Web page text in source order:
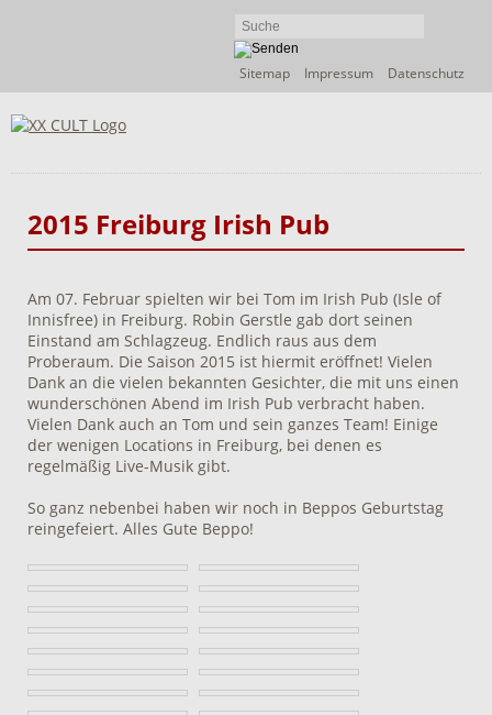
Navigation
Sitemap Impressum Datenschutz
2015 Freiburg Irish Pub
Am 07. Februar spielten wir bei Tom im Irish Pub (Isle of
Innisfree) in Freiburg. Robin Gerstle gab dort seinen
Einstand am Schlagzeug. Endlich raus aus dem
Proberaum. Die Saison 2015 ist hiermit eröffnet! Vielen
Dank an die vielen bekannten Gesichter, die mit uns einen
wunderschönen Abend im Irish Pub verbracht haben.
Vielen Dank auch an Tom und sein ganzes Team! Einige
der wenigen Locations in Freiburg, bei denen es
regelmäßig Live-Musik gibt.
So ganz nebenbei haben wir noch in Beppos Geburtstag
reingefeiert. Alles Gute Beppo!